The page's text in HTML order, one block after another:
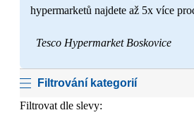
hypermarketů najdete až 5x více
Tesco Hypermarket Boskovice
Filtrování kategorií
Filtrovat dle slevy: